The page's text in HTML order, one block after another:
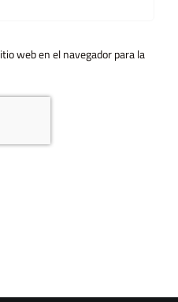
web en el navegador para la